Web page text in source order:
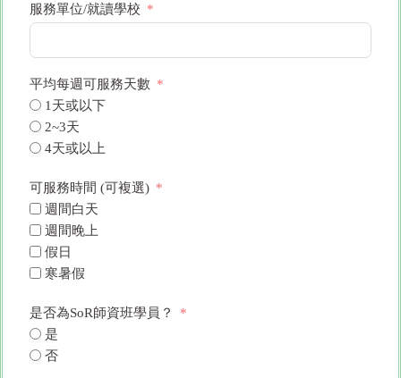
服務單位/就讀學校
平均每週可服務天數
1天或以下
2~3天
4天或以上
可服務時間 (可複選)
週間白天
週間晚上
假日
寒暑假
是否為SoR師資班學員？
是
否